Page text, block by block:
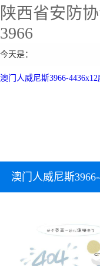
陕西省安防
3966
今天是：
澳门人威尼斯3966-
澳门人威尼斯